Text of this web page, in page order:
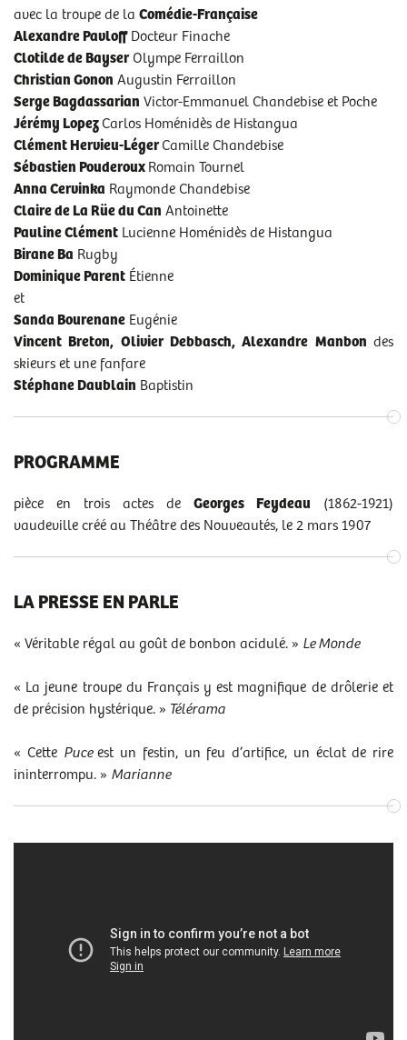
avec la troupe de la Comédie-Française
Alexandre PavloffDocteur Finache
Clotilde de BayserOlympe Ferraillon
Christian Gonon Augustin Ferraillon
Serge Bagdassarian Victor-Emmanuel Chandebise et Poche
Jérémy LopezCarlos Homénidès de Histangua
Clément Hervieu-LégerCamille Chandebise
Sébastien Pouderoux Romain Tournel
Anna Cervinka Raymonde Chandebise
Claire de La Rüe du Can Antoinette
Pauline Clément Lucienne Homénidès de Histangua
Birane Ba Rugby
Dominique Parent Étienne
et
Sanda Bourenane Eugénie
Vincent Breton, Olivier Debbasch, Alexandre Manbon des
skieurs et une fanfare
Stéphane Daublain Baptistin
PROGRAMME
pièce en trois actes de Georges Feydeau (1862-1921)
vaudeville créé au Théâtre des Nouveautés, le 2 mars 1907
LA PRESSE EN PARLE
« Véritable régal au goût de bonbon acidulé. » Le Monde
« La jeune troupe du Français y est magnifique de drôlerie et
de précision hystérique. » Télérama
« Cette Puceest un festin, un feu d’artifice, un éclat de rire
ininterrompu. » Marianne